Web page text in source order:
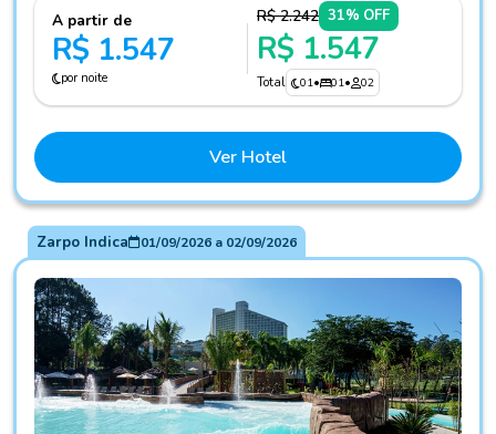
A partir de
R$ 1.547
por noite
R$ 2.242 31% OFF
R$ 1.547
Total 01• 01• 02
Ver Hotel
Zarpo Indica 01/09/2026a 02/09/2026